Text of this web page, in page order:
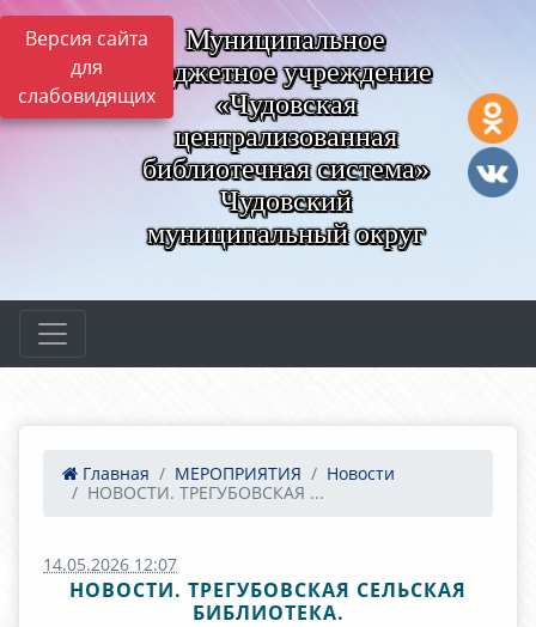
Версия сайта
для
слабовидящих
Муниципальное
бюджетное учреждение
«Чудовская
централизованная
библиотечная система»
Чудовский
муниципальный округ
Главная МЕРОПРИЯТИЯ
Новости
НОВОСТИ. ТРЕГУБОВСКАЯ ...
14.05.2026 12:07
НОВОСТИ. ТРЕГУБОВСКАЯ СЕЛЬСКАЯ
БИБЛИОТЕКА.